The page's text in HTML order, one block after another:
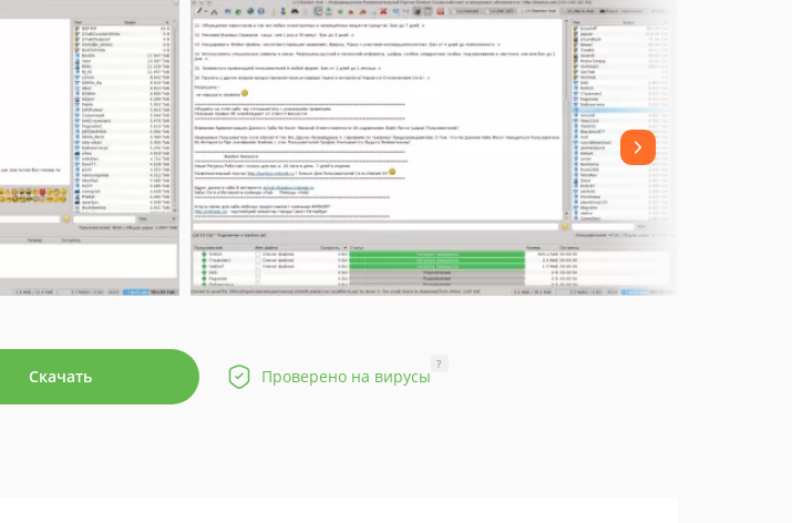
Скачать Проверено на вирусы
?